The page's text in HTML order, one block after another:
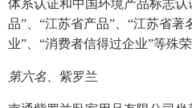
体系认证和中国环境产品标志
品”、“江苏省产品”、“江苏省著
业”、“消费者信得过企业”等殊荣
第六名、 紫罗兰